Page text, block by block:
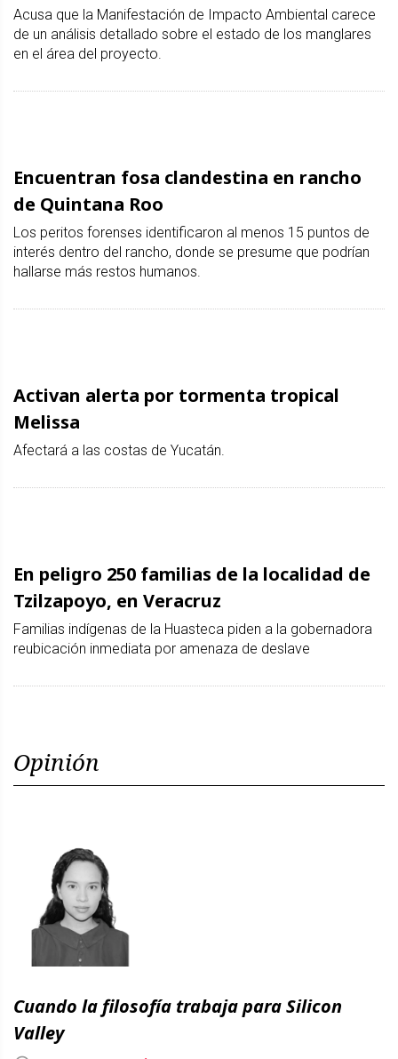
Acusa que la Manifestación de Impacto Ambiental carece
de un análisis detallado sobre el estado de los manglares
en el área del proyecto.
Encuentran fosa clandestina en rancho
de Quintana Roo
Los peritos forenses identificaron al menos 15 puntos de
interés dentro del rancho, donde se presume que podrían
hallarse más restos humanos.
Activan alerta por tormenta tropical
Melissa
Afectará a las costas de Yucatán.
En peligro 250 familias de la localidad de
Tzilzapoyo, en Veracruz
Familias indígenas de la Huasteca piden a la gobernadora
reubicación inmediata por amenaza de deslave
Opinión
Cuando la filosofía trabaja para Silicon
Valley